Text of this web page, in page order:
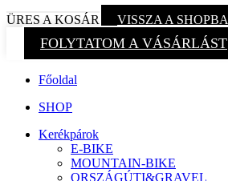
ÜRES A KOSÁR VISSZA A SHOPBA
FOLYTATOM A VÁSÁRLÁST
Főoldal
SHOP
Kerékpárok
E-BIKE
MOUNTAIN-BIKE
ORSZÁGÚTI&GRAVEL